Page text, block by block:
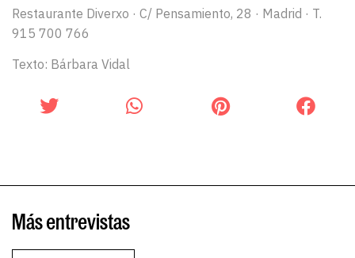
Restaurante Diverxo · C/ Pensamiento, 28 · Madrid · T.
915 700 766
Texto: Bárbara Vidal
Más entrevistas